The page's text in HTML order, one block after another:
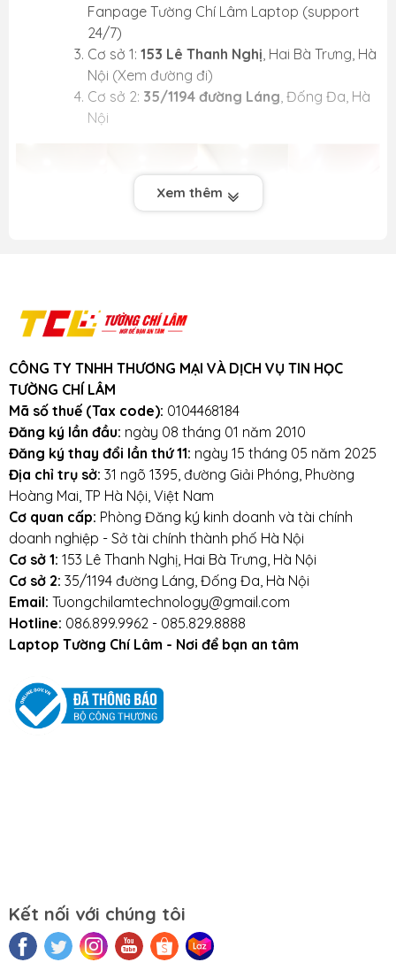
Fanpage Tường Chí Lâm Laptop (support
24/7)
Cơ sở 1: 153 Lê Thanh Nghị, Hai Bà Trưng, Hà
Nội (Xem đường đi)
Cơ sở 2: 35/1194 đường Láng, Đống Đa, Hà
Nội
Vì sao nên mua Ổ Cứng SSD M.2 2280 tại
BanLaptop.vn
Tường Chí Lâm - Nơi để bạn yên tâm
CAM KẾT 100% HÀNG CHẤT LƯỢNG
Đối tác chính thức của các thương hiệu sản
xuất nổi tiếng Thế giới như: Kingston,
Western Digital, Memory Ghost
Nhà phân phối linh kiện lớn nhất miền Bắc
- Chuyên cung cấp phụ kiện cho các cửa
Đội ngũ kỹ thuật viên chuyên nghiệp, dày
dặn kinh nghiệm.
Bạn có thể trực tiếp theo dõi kỹ thuật viên
hành khi phát sinh các lỗi của nhà sản xuất
Xem thêm
CÔNG TY TNHH THƯƠNG MẠI VÀ DỊCH VỤ TIN HỌC
TƯỜNG CHÍ LÂM
Mã số thuế (Tax code): 0104468184
Đăng ký lần đầu: ngày 08 tháng 01 năm 2010
Đăng ký thay đổi lần thứ 11: ngày 15 tháng 05 năm 2025
Địa chỉ trụ sở: 31 ngõ 1395, đường Giải Phóng, Phường
Hoàng Mai, TP Hà Nội, Việt Nam
Cơ quan cấp: Phòng Đăng ký kinh doanh và tài chính
doanh nghiệp - Sở tài chính thành phố Hà Nội
Cơ sở 1: 153 Lê Thanh Nghị, Hai Bà Trưng, Hà Nội
Cơ sở 2: 35/1194 đường Láng, Đống Đa, Hà Nội
Email: Tuongchilamtechnology@gmail.com
Hotline: 086.899.9962 - 085.829.8888
Laptop Tường Chí Lâm - Nơi để bạn an tâm
Kết nối với chúng tôi